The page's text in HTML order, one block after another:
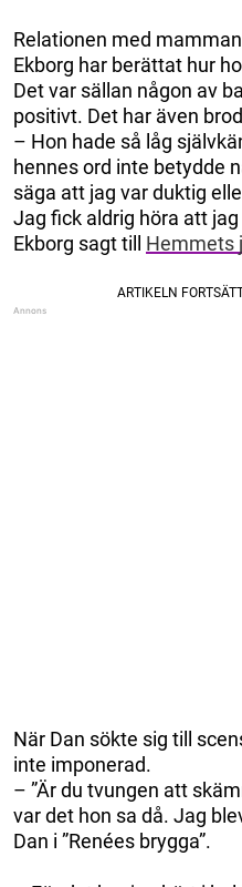
Relationen med
Ekborg har berättat hur
Det var sällan någon av
positivt. Det har även
– Hon hade så låg
hennes ord inte betydde
säga att jag var duktig
Jag fick aldrig höra att
Ekborg sagt till Hemmets
När Dan sökte sig till
inte imponerad.
– ”Är du tvungen att
var det hon sa då. Jag
Dan i ”Renées brygga”.